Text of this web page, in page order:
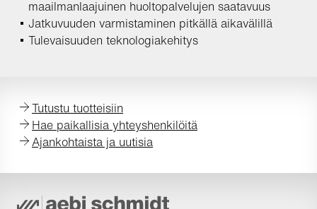
maailmanlaajuinen huoltopalvelujen saatavuus
Jatkuvuuden varmistaminen pitkällä aikavälillä
Tulevaisuuden teknologiakehitys
Tutustu tuotteisiin
Hae paikallisia yhteyshenkilöitä
Ajankohtaista ja uutisia